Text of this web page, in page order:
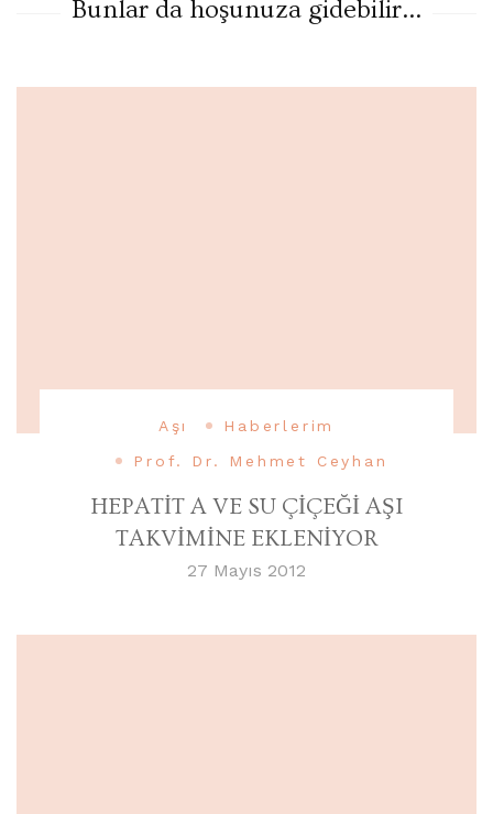
Bunlar da hoşunuza gidebilir...
Aşı
Haberlerim
Prof. Dr. Mehmet Ceyhan
HEPATİT A VE SU ÇİÇEĞİ AŞI
TAKVİMİNE EKLENİYOR
27 Mayıs 2012